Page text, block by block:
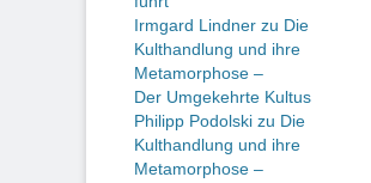
Irmgard Lindner zu Die
Kulthandlung und ihre
Metamorphose –
Der Umgekehrte Kultus
Philipp Podolski zu Die
Kulthandlung und ihre
Metamorphose –